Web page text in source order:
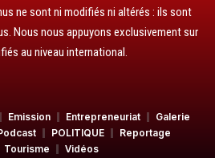
ne sont ni modifiés ni altérés : ils sont
Nous nous appuyons exclusivement sur
au niveau international.
Emission Entrepreneuriat
Galerie
POLITIQUE
Reportage
Tourisme Vidéos